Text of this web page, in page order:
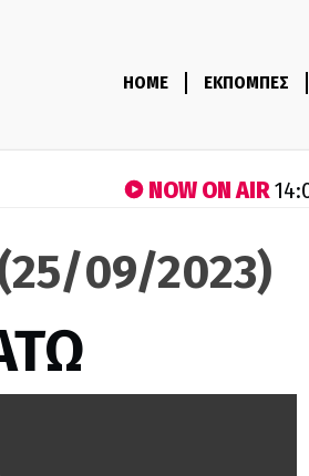
HOME ΕΚΠΟΜΠΕΣ
NOW ON AIR
09/2023)